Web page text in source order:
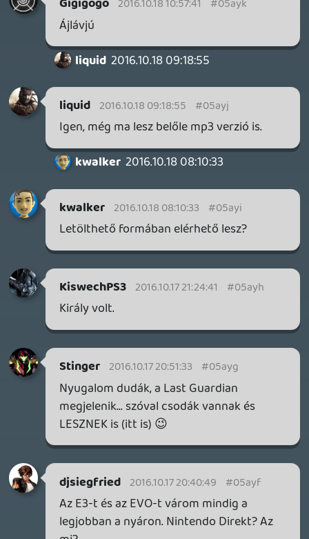
Hang van.
KiswechPS3 2016.10.17 20:00:52 #05ay9
A streamer brigad plusz Oldern 😃
drag 2016.10.17 19:52:32 #05ay8
Klári, Oldern, Liquid, én, ha minden igaz.
KiswechPS3
KiswechPS3 2016.10.17 19:50:58 #05ay7
Beszivsz addigra ? 🙂
Fórumozó 2016.10.17 19:10:43
KiswechPS3 2016.10.17 19:50:34 #05ay6
Kik lesznek ?
Mondjuk van ez akkora esemeny, hogy
legalabb egy nappal elore
beharangozzatok!
2016.10.17 19:10:43 #05ay4
Pont repulok akkor...remelem, lesz meg
ismetles, jo a kezdemenyezes!
VÉGREEE!!!